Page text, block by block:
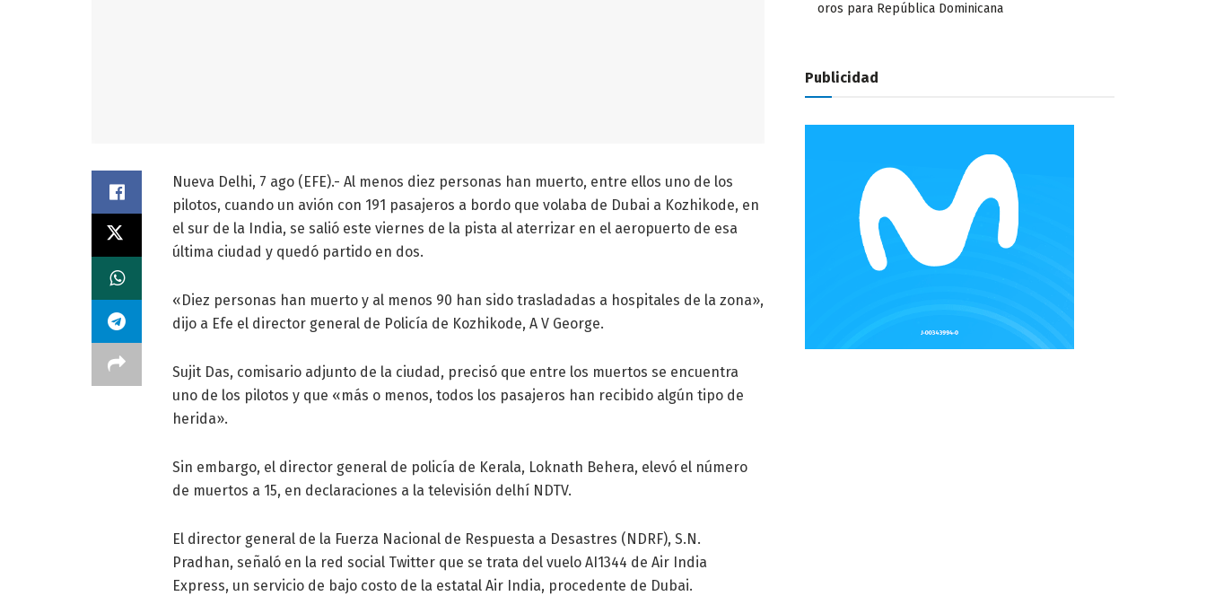
Nueva Delhi, 7 ago (EFE).- Al menos diez personas han muerto, entre ellos uno de los
pilotos, cuando un avión con 191 pasajeros a bordo que volaba de Dubai a Kozhikode, en
el sur de la India, se salió este viernes de la pista al aterrizar en el aeropuerto de esa
última ciudad y quedó partido en dos.
«Diez personas han muerto y al menos 90 han sido trasladadas a hospitales de la zona»,
dijo a Efe el director general de Policía de Kozhikode, A V George.
Sujit Das, comisario adjunto de la ciudad, precisó que entre los muertos se encuentra
uno de los pilotos y que «más o menos, todos los pasajeros han recibido algún tipo de
herida».
Sin embargo, el director general de policía de Kerala, Loknath Behera, elevó el número
de muertos a 15, en declaraciones a la televisión delhí NDTV.
El director general de la Fuerza Nacional de Respuesta a Desastres (NDRF), S.N.
Pradhan, señaló en la red social Twitter que se trata del vuelo AI1344 de Air India
Express, un servicio de bajo costo de la estatal Air India, procedente de Dubai.
oros para República Dominicana
Publicidad